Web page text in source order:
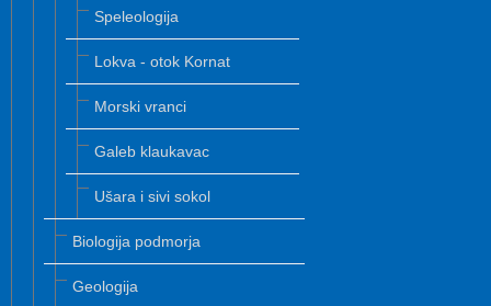
Speleologija
Lokva - otok Kornat
Morski vranci
Galeb klaukavac
Ušara i sivi sokol
Biologija podmorja
Geologija